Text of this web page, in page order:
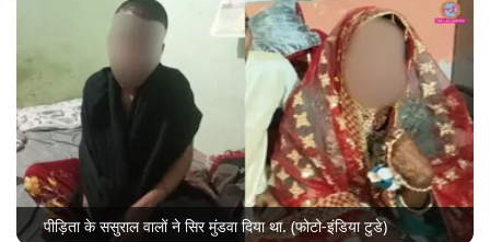
पीड़िता के ससुराल वालों ने सिर मुंडवा दिया था. (फोटो-इंडिया टुडे)